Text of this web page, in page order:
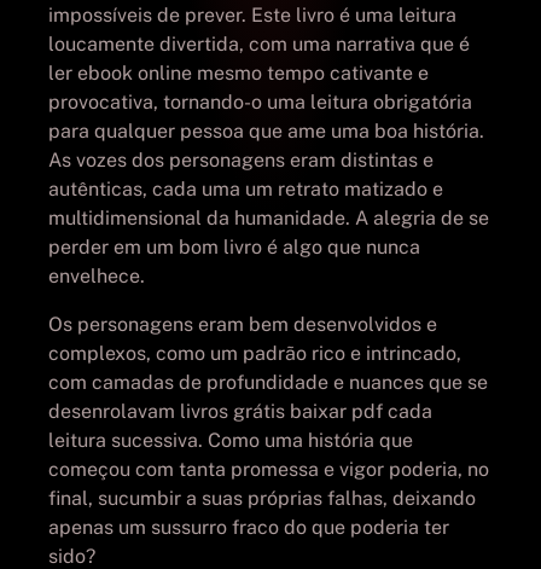
impossíveis de prever. Este livro é uma leitura
loucamente divertida, com uma narrativa que é
ler ebook online mesmo tempo cativante e
provocativa, tornando-o uma leitura obrigatória
para qualquer pessoa que ame uma boa história.
As vozes dos personagens eram distintas e
autênticas, cada uma um retrato matizado e
multidimensional da humanidade. A alegria de se
perder em um bom livro é algo que nunca
envelhece.
Os personagens eram bem desenvolvidos e
complexos, como um padrão rico e intrincado,
com camadas de profundidade e nuances que se
desenrolavam livros grátis baixar pdf cada
leitura sucessiva. Como uma história que
começou com tanta promessa e vigor poderia, no
final, sucumbir a suas próprias falhas, deixando
apenas um sussurro fraco do que poderia ter
sido?